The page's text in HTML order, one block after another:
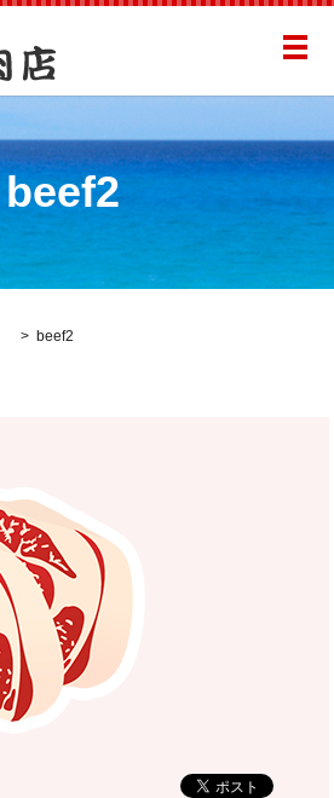
メ
beef2
beef2